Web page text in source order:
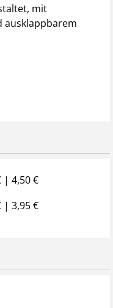
mit
ausklappbarem
| 4,50 €
| 3,95 €